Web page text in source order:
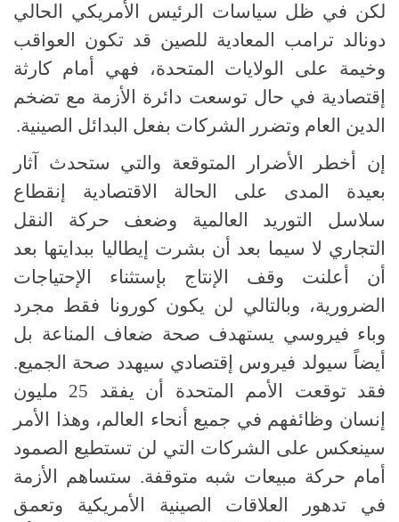
لكن في ظل سياسات الرئيس الأمريكي الحالي
دونالد ترامب المعادية للصين قد تكون العواقب
وخيمة على الولايات المتحدة، فهي أمام كارثة
إقتصادية في حال توسعت دائرة الأزمة مع تضخم
الدين العام وتضرر الشركات بفعل البدائل الصينية.
إن أخطر الأضرار المتوقعة والتي ستحدث آثار
بعيدة المدى على الحالة الاقتصادية إنقطاع
سلاسل التوريد العالمية وضعف حركة النقل
التجاري لا سيما بعد أن بشرت إيطاليا ببدايتها بعد
أن أعلنت وقف الإنتاج بإستثناء الإحتياجات
الضرورية، وبالتالي لن يكون كورونا فقط مجرد
وباء فيروسي يستهدف صحة ضعاف المناعة بل
أيضاً سيولد فيروس إقتصادي سيهدد صحة الجميع.
فقد توقعت الأمم المتحدة أن يفقد 25 مليون
إنسان وظائفهم في جميع أنحاء العالم، وهذا الأمر
سينعكس على الشركات التي لن تستطيع الصمود
أمام حركة مبيعات شبه متوقفة. ستساهم الأزمة
في تدهور العلاقات الصينية الأمريكية وتعمق